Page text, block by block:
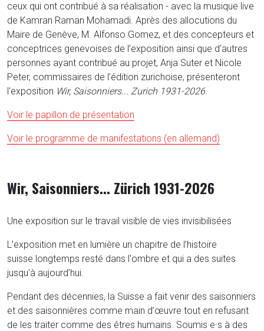
ceux qui ont contribué à sa réalisation - avec la musique live
de Kamran Raman Mohamadi. Après des allocutions du
Maire de Genève, M. Alfonso Gomez, et des concepteurs et
conceptrices genevoises de l’exposition ainsi que d’autres
personnes ayant contribué au projet, Anja Suter et Nicole
Peter, commissaires de l’édition zurichoise, présenteront
l'exposition Wir, Saisonniers... Zurich 1931-2026.
Voir le papillon de présentation
Voir le programme de manifestations (en allemand)
Wir, Saisonniers... Zürich 1931-2026
Une exposition sur le travail visible de vies invisibilisées
L’exposition met en lumière un chapitre de l’histoire
suisse longtemps resté dans l'ombre et qui a des suites
jusqu'à aujourd’hui.
Pendant des décennies, la Suisse a fait venir des saisonniers
et des saisonnières comme main d’œuvre tout en refusant
de les traiter comme des êtres humains. Soumis·e·s à des